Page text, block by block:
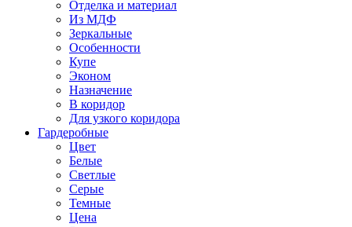
Отделка и материал
Из МДФ
Зеркальные
Особенности
Купе
Эконом
Назначение
В коридор
Для узкого коридора
Гардеробные
Цвет
Белые
Светлые
Серые
Темные
Цена